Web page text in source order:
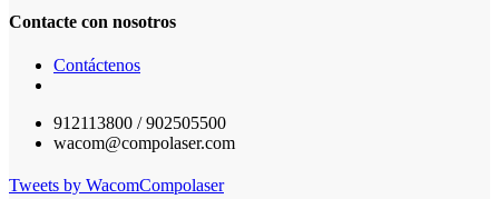
Contacte con nosotros
Contáctenos
912113800 / 902505500
wacom@compolaser.com
Tweets by WacomCompolaser